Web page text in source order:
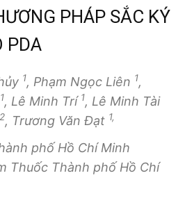
PHÁP SẮC KÝ
PDA
1, Phạm Ngọc Liên 1,
1, Lê Minh Trí 1, Lê Minh Tài
2, Trương Văn Đạt 1,
phố Hồ Chí Minh
Thuốc Thành phố Hồ Chí